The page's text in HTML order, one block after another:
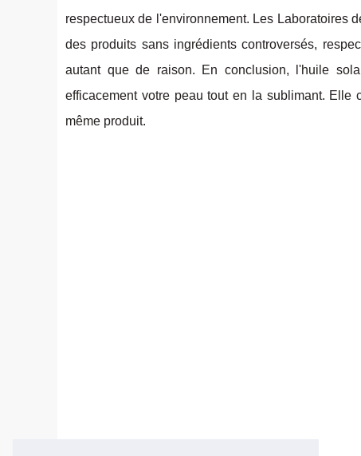
respectueux de l'environnement. Les Laboratoires
des produits sans ingrédients controversés,
autant que de raison. En conclusion, l'huile
efficacement votre peau tout en la sublimant.
même produit.